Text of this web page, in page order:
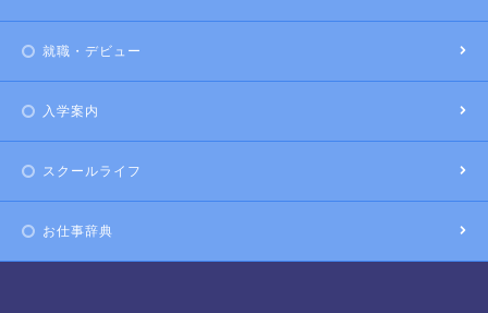
就職・デビュー
入学案内
スクールライフ
お仕事辞典